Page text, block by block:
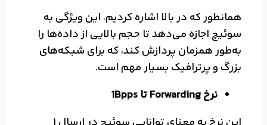
همانطور که در بالا اشاره کردیم، این ویژگی به
سوئیچ اجازه می‌دهد تا حجم بالایی از داده‌ها را
به‌طور همزمان پردازش کند، که برای شبکه‌های
بزرگ و پرترافیک بسیار مهم است.
نرخ Forwarding تا 1Bpps